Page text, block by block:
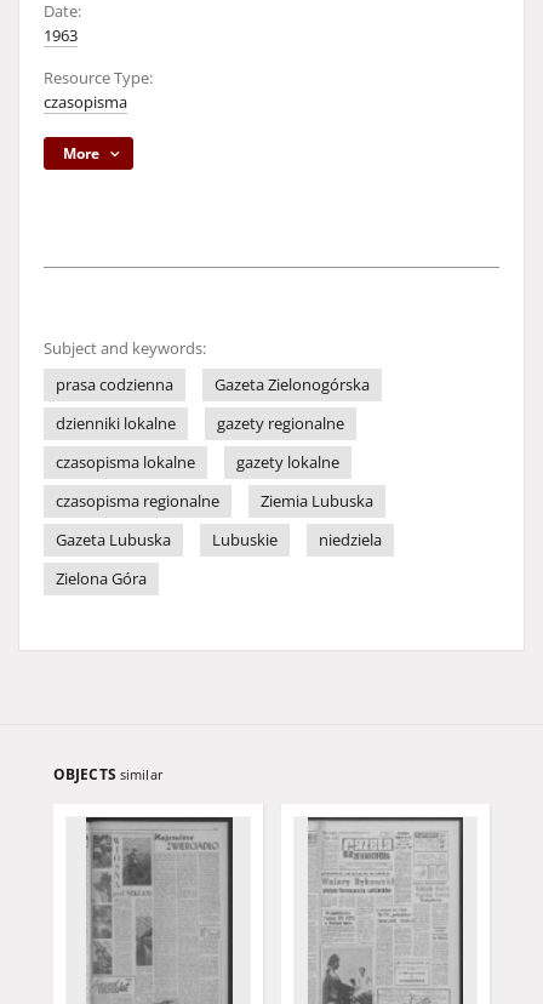
Date:
1963
Resource Type:
czasopisma
More
Subject and keywords:
prasa codzienna
Gazeta Zielonogórska
dzienniki lokalne
gazety regionalne
czasopisma lokalne
gazety lokalne
czasopisma regionalne
Ziemia Lubuska
Gazeta Lubuska
Lubuskie
niedziela
Zielona Góra
OBJECTS similar